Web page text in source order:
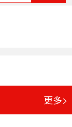
甘肃
更多>